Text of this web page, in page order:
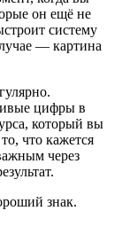
он ещё не
систему
— картина
цифры в
который вы
что кажется
через
знак.